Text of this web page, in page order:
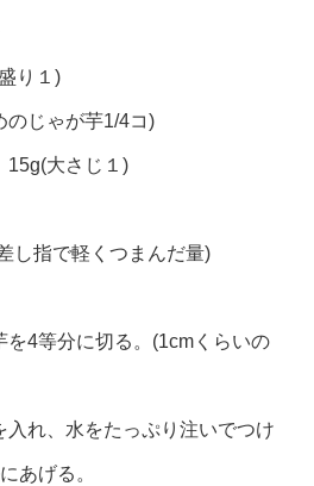
り１)
じゃが芋1/4コ)
大さじ１)
し指で軽くつまんだ量)
4等分に切る。(1cmくらいの
れ、水をたっぷり注いでつけ
あげる。